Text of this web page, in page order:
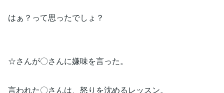
はぁ？って思ったでしょ？
☆さんが〇さんに嫌味を言った。
言われた〇さんは、怒りを沈めるレッスン。